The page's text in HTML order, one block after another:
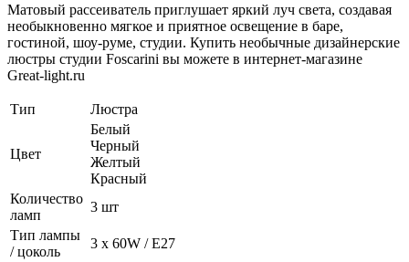
Матовый рассеиватель приглушает яркий луч света, создавая
необыкновенно мягкое и приятное освещение в баре,
гостиной, шоу-руме, студии. Купить необычные дизайнерские
люстры студии Foscarini вы можете в интернет-магазине
Great-light.ru
Тип Люстра
Цвет
Белый
Черный
Желтый
Красный
Количество
ламп
3 шт
Тип лампы
/ цоколь
3 x 60W / E27